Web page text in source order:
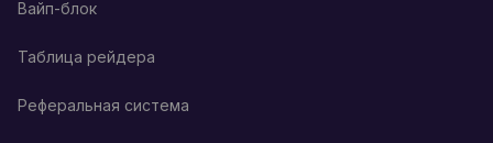
Вайп-блок
Таблица рейдера
Реферальная система